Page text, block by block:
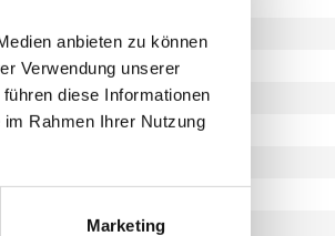
anbieten zu können
Verwendung unserer
diese Informationen
Rahmen Ihrer Nutzung
Marketing